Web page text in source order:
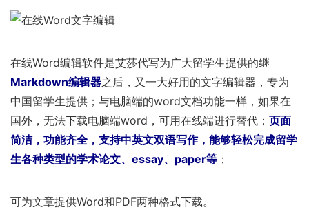
在线Word编辑软件是艾莎代写为广大留学生提供的继
Markdown编辑器之后，又一大好用的文字编辑器，专为
中国留学生提供；与电脑端的word文档功能一样，如果在
国外，无法下载电脑端word，可用在线端进行替代； 页面
简洁，功能齐全，支持中英文双语写作，能够轻松完成留学
生各种类型的学术论文、essay、paper等 ；
可为文章提供Word和PDF两种格式下载。